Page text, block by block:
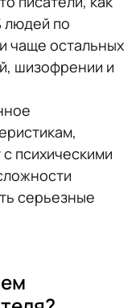
людей по
чаще остальных
шизофрении и
психическими
серьезные